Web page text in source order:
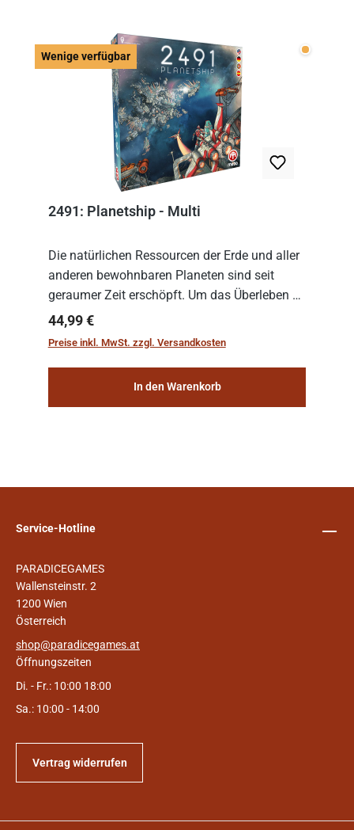
Wenige verfügbar Wenige
2491: Planetship - Multi
Die natürlichen Ressourcen der Erde und aller
anderen bewohnbaren Planeten sind seit
geraumer Zeit erschöpft. Um das Überleben zu
sichern, wurden die sogenannten
„Weltenschiffe“ gebaut. Auf diesen
Regulärer Preis:
44,99 €
Preise inkl. MwSt. zzgl. Versandkosten
In den Warenkorb
Service-Hotline
PARADICEGAMES
Wallensteinstr. 2
1200 Wien
Österreich
shop@paradicegames.at
Öffnungszeiten
Di. - Fr.: 10:00 18:00
Sa.: 10:00 - 14:00
Vertrag widerrufen